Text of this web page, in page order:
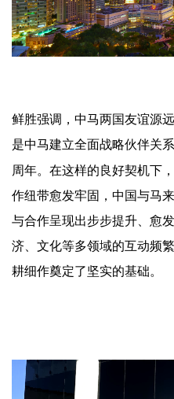
鲜胜强调， 中马两国友谊源
是中马建立全面战略伙伴关
周年。在这样的良好契机下
作纽带愈发牢固 ， 中国与马
与合作呈现出步步提升、愈
济、文化等多领域的互动频
耕细作奠定了坚实的基础。